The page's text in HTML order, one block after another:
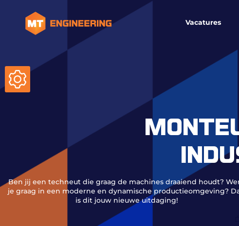
Vacatures
Ben jij een techneut die graag de machines draaiend houdt?
je graag in een moderne en dynamische productieomgeving?
is dit jouw nieuwe uitdaging!